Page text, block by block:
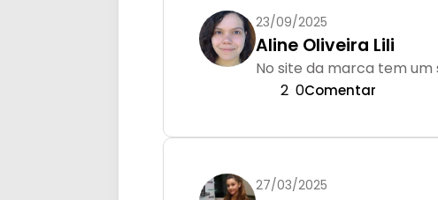
23/09/2025
Aline Oliveira Lili
No site da marca tem
2 0Comentar
27/03/2025